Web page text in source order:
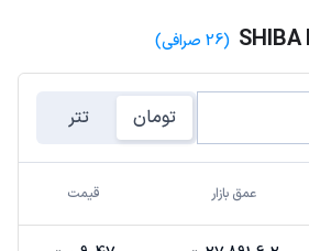
(26 صرافی)
تومان تتر
عمق بازار قیمت